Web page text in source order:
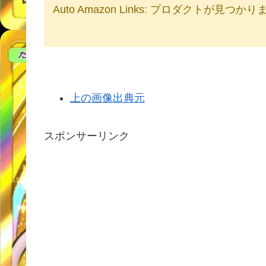
Auto Amazon Links: プロダクトが見つかりま
上の画像出典元
スポンサーリンク